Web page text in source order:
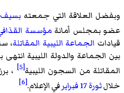
وبفضل العلاقة التي جمعته بسيف
عضو بمجلس أمانةمؤسسة
قيادات الجماعة الليبية المقاتلة،
بين الجماعة والدولة الليبية
المقاتلة من السجون الليبية[5] ،
خلالثورة 17 فبراير في الإعلام.[6]